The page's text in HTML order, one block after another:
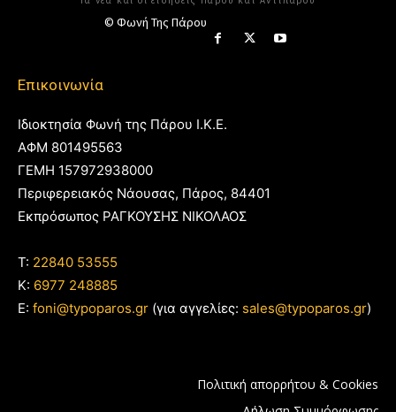
© Φωνή Της Πάρου
Επικοινωνία
Ιδιοκτησία Φωνή της Πάρου Ι.Κ.Ε.
ΑΦΜ 801495563
ΓΕΜΗ 157972938000
Περιφερειακός Νάουσας, Πάρος, 84401
Εκπρόσωπος ΡΑΓΚΟΥΣΗΣ ΝΙΚΟΛΑΟΣ
T: 22840 53555
Κ: 6977 248885
E: foni@typoparos.gr (για αγγελίες: sales@typoparos.gr)
Πολιτική απορρήτου & Cookies